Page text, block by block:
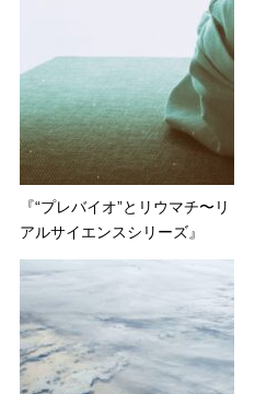
『“プレバイオ”とリウマチ〜リ
アルサイエンスシリーズ』